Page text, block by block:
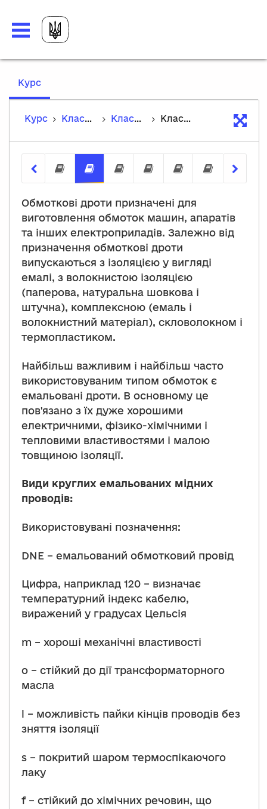
Курс,
Курс
Класифікація ізольованих проводів і силових кабелів Класифікація ізольованих проводів і силових кабелів Класифікація обмоткових проводів
Класифікація неізольованих
Класифікація обмоткових
Класифікація
Кабелі дляСилові кабелі
Обмоткові дроти призначені для
виготовлення обмоток машин, апаратів
та інших електроприладів. Залежно від
призначення обмоткові дроти
випускаються з ізоляцією у вигляді
емалі, з волокнистою ізоляцією
(паперова, натуральна шовкова і
штучна), комплексною (емаль і
волокнистний матеріал), скловолокном і
термопластиком.
Найбільш важливим і найбільш часто
використовуваним типом обмоток є
емальовані дроти. В основному це
пов'язано з їх дуже хорошими
електричними, фізико-хімічними і
тепловими властивостями і малою
товщиною ізоляції.
Види круглих емальованих мідних
проводів:
Використовувані позначення:
DNE – емальований обмотковий провід
Цифра, наприклад 120 – визначає
температурний індекс кабелю,
виражений у градусах Цельсія
m – хороші механічні властивості
o – стійкий до дії трансформаторного
масла
l – можливість пайки кінців проводів без
зняття ізоляції
s – покритий шаром термоспікаючого
лаку
f – стійкий до хімічних речовин, що